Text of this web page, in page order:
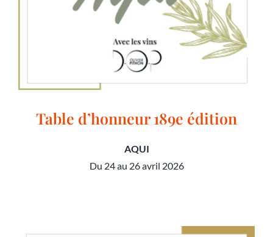
Table d’honneur 189e édition
AQUI
Du 24 au 26 avril 2026